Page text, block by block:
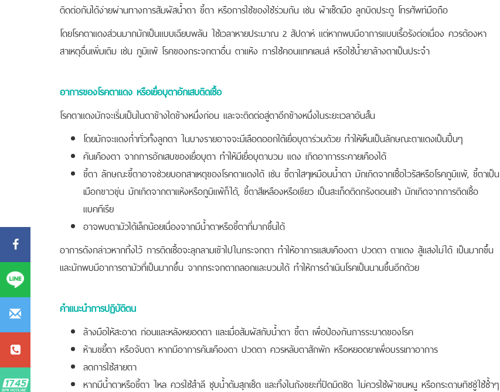
ติดต่อกันได้ง่ายผ่านทางการสัมผัสน้ำตา ขี้ตา หรือการใช้ของใช้ร่วมกัน เช่น ผ้าเช็ดมือ ลูกบิดประตู โทรศัพท์มือถือ
โดยโรคตาแดงส่วนมากมักเป็นแบบเฉียบพลัน ใช้เวลาหายประมาณ 2 สัปดาห์ แต่หากพบมีอาการแบบเรื้อรังต่อเนื่อง ควรต้องหา
สาเหตุอื่นเพิ่มเติม เช่น ภูมิแพ้ โรคของกระจกตาอื่น ตาแห้ง การใช้คอนแทคเลนส์ หรือใช้น้ำยาล้างตาเป็นประจำ
อาการของโรคตาแดง หรือเยื่อบุตาอักเสบติดเชื้อ
โรคตาแดงมักจะเริ่มเป็นในตาข้างใดข้างหนึ่งก่อน และจะติดต่อสู่ตาอีกข้างหนึ่งในระยะเวลาอันสั้น
โดยมักจะแดงก่ำทั่วทั้งลูกตา ในบางรายอาจจะมีเลือดออกใต้เยื่อบุตาร่วมด้วย ทำให้เห็นเป็นลักษณะตาแดงเป็นปื้นๆ
คันเคืองตา จากการอักเสบของเยื่อบุตา ทำให้มีเยื่อบุตาบวม แดง เกิดอาการระคายเคืองได้
ขี้ตา ลักษณะขี้ตาอาจช่วยบอกสาเหตุของโรคตาแดงได้ เช่น ขี้ตาใสๆเหมือนน้ำตา มักเกิดจากเชื้อไวรัสหรือโรคภูมิแพ้, ขี้ตาเป็น
เมือกขาวขุ่น มักเกิดจากตาแห้งหรือภูมิแพ้ก็ได้, ขี้ตาสีเหลืองหรือเขียว เป็นสะเก็ดติดกรังตอนเช้า มักเกิดจากการติดเชื้อ
แบคทีเรีย
อาจพบตามัวได้เล็กน้อยเนื่องจากมีน้ำตาหรือขี้ตาที่มากขึ้นได้
อาการดังกล่าวหากทิ้งไว้ การติดเชื้อจะลุกลามเข้าไปในกระจกตา ทำให้อาการแสบเคืองตา ปวดตา ตาแดง สู้แสงไม่ได้ เป็นมากขึ้น
และมักพบมีอาการตามัวที่เป็นมากขึ้น จากกระจกตาถลอกและบวมได้ ทำให้การดำเนินโรคเป็นนานขึ้นอีกด้วย
คำแนะนำการปฏิบัติตน
ล้างมือให้สะอาด ก่อนและหลังหยอดตา และเมื่อสัมผัสกับน้ำตา ขี้ตา เพื่อป้องกันการระบาดของโรค
ห้ามขยี้ตา หรือจับตา หากมีอาการคันเคืองตา ปวดตา ควรหลับตาสักพัก หรือหยอดยาเพื่อบรรเทาอาการ
ลดการใช้สายตา
หากมีน้ำตาหรือขี้ตา ไหล ควรใช้สำลี ชุบน้ำต้มสุกเช็ด และทิ้งในถังขยะที่ปิดมิดชิด ไม่ควรใช้ผ้าขนหนู หรือกระดาษทิชชู่ใช้ซ้ำๆ